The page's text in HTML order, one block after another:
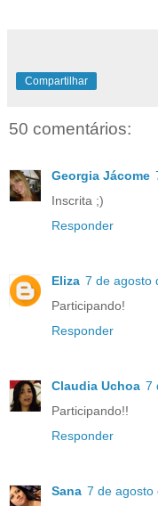
Compartilhar
50 comentários:
Georgia Jácome
Inscrita ;)
Responder
Eliza 7 de agosto
Participando!
Responder
Claudia Uchoa 7
Participando!!
Responder
Sana 7 de agosto